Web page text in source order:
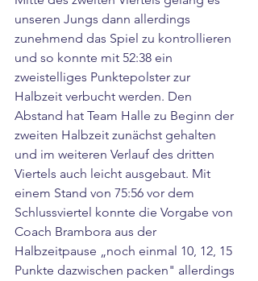
unseren Jungs dann allerdings
zunehmend das Spiel zu kontrollieren
und so konnte mit 52:38 ein
zweistelliges Punktepolster zur
Halbzeit verbucht werden. Den
Abstand hat Team Halle zu Beginn der
zweiten Halbzeit zunächst gehalten
und im weiteren Verlauf des dritten
Viertels auch leicht ausgebaut. Mit
einem Stand von 75:56 vor dem
Schlussviertel konnte die Vorgabe von
Coach Brambora aus der
Halbzeitpause „noch einmal 10, 12, 15
Punkte dazwischen packen" allerdings